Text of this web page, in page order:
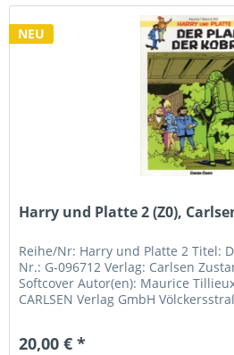
NEU
Harry und Platte 2 (Z0),
Reihe/Nr: Harry und Platte 2 Titel:
Nr.: G-096712 Verlag: Carlsen
Softcover Autor(en): Maurice
CARLSEN Verlag GmbH
20,00 € *